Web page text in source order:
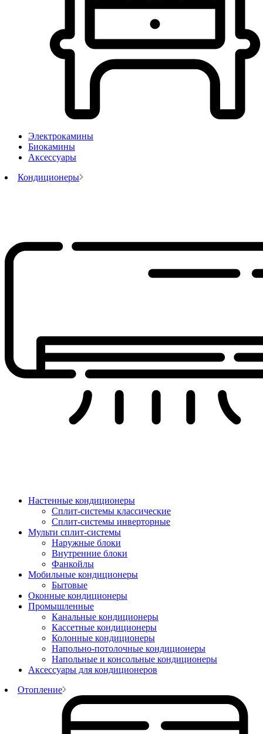
Электрокамины
Биокамины
Аксессуары
Кондиционеры
Настенные кондиционеры
Сплит-системы классические
Сплит-системы инверторные
Мульти сплит-системы
Наружные блоки
Внутренние блоки
Фанкойлы
Мобильные кондиционеры
Бытовые
Оконные кондиционеры
Промышленные
Канальные кондиционеры
Кассетные кондиционеры
Колонные кондиционеры
Напольно-потолочные кондиционеры
Напольные и консольные кондиционеры
Аксессуары для кондиционеров
Отопление